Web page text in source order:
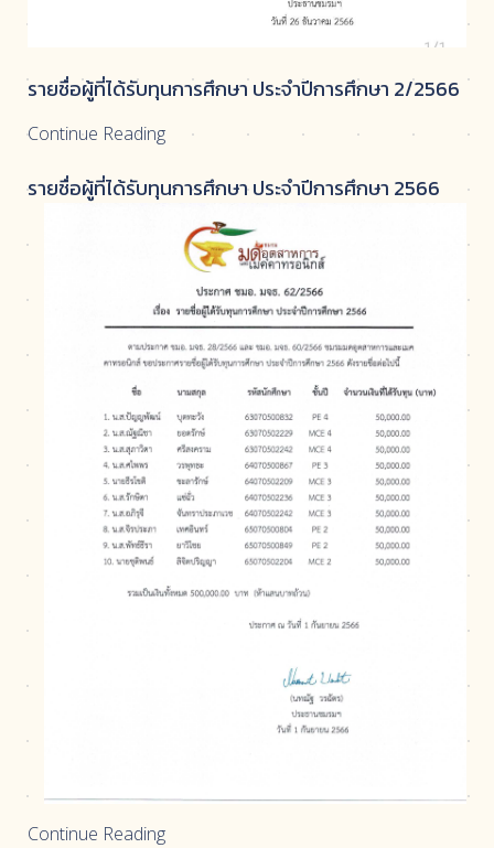
รายชื่อผู้ที่ได้รับทุนการศึกษา ประจำปีการศึกษา 2/2566
Continue Reading
รายชื่อผู้ที่ได้รับทุนการศึกษา ประจำปีการศึกษา 2566
Continue Reading